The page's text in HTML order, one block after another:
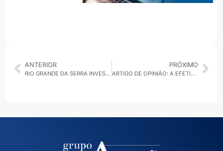
ANTERIOR
RIO GRANDE DA SERRA INVESTE NA PREVENÇÃO
PRÓXIMO
ARTIGO DE OPINIÃO: A EFETIVIDADE DA GESTÃO PÚBLICA MUNICIPAL